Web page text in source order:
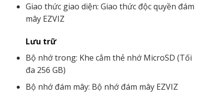
Giao thức giao diện: Giao thức độc quyền đám
mây EZVIZ
Lưu trữ
Bộ nhớ trong: Khe cắm thẻ nhớ MicroSD (Tối
đa 256 GB)
Bộ nhớ đám mây: Bộ nhớ đám mây EZVIZ